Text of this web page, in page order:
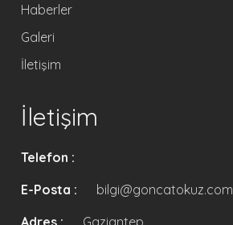
Haberler
Galeri
İletişim
İletişim
Telefon :
E-Posta :
bilgi@goncatokuz.com
Adres :
Gaziantep